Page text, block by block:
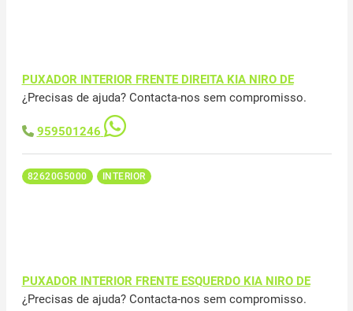
PUXADOR INTERIOR FRENTE DIREITA KIA NIRO DE
¿Precisas de ajuda? Contacta-nos sem compromisso.
959501246
82620G5000 INTERIOR
PUXADOR INTERIOR FRENTE ESQUERDO KIA NIRO DE
¿Precisas de ajuda? Contacta-nos sem compromisso.